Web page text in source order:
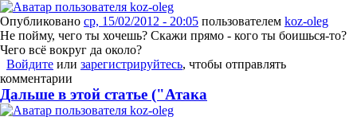
Опубликовано ср, 15/02/2012 - 20:05 пользователем koz-oleg
Не пойму, чего ты хочешь? Скажи прямо - кого ты боишься-то?
Чего всё вокруг да около?
Войдите или зарегистрируйтесь, чтобы отправлять
комментарии
Дальше в этой статье ("Атака